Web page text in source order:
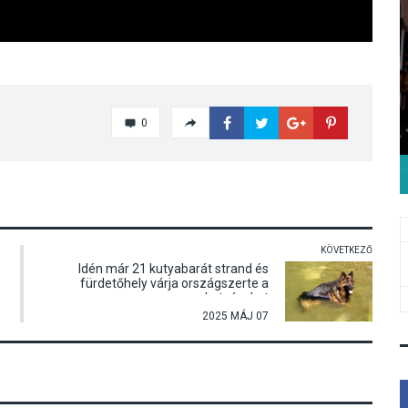
0
KÖVETKEZŐ
Idén már 21 kutyabarát strand és
fürdetőhely várja országszerte a
kutyásokat
2025 MÁJ 07